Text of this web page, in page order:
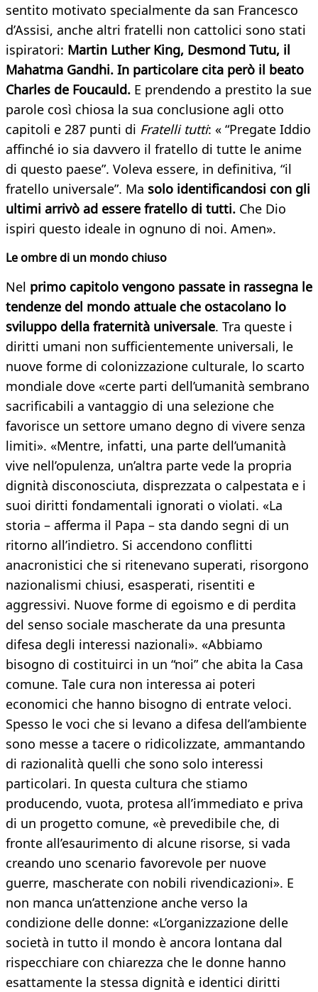
sentito motivato specialmente da san Francesco
d’Assisi, anche altri fratelli non cattolici sono stati
ispiratori: Martin Luther King, Desmond Tutu, il
Mahatma Gandhi. In particolare cita però il beato
Charles de Foucauld. E prendendo a prestito la sue
parole così chiosa la sua conclusione agli otto
capitoli e 287 punti di Fratelli tutti: « “Pregate Iddio
affinché io sia davvero il fratello di tutte le anime
di questo paese”. Voleva essere, in definitiva, “il
fratello universale”. Ma solo identificandosi con gli
ultimi arrivò ad essere fratello di tutti. Che Dio
ispiri questo ideale in ognuno di noi. Amen».
Le ombre di un mondo chiuso
Nel primo capitolo vengono passate in rassegna le
tendenze del mondo attuale che ostacolano lo
sviluppo della fraternità universale. Tra queste i
diritti umani non sufficientemente universali, le
nuove forme di colonizzazione culturale, lo scarto
mondiale dove «certe parti dell’umanità sembrano
sacrificabili a vantaggio di una selezione che
favorisce un settore umano degno di vivere senza
limiti». «Mentre, infatti, una parte dell’umanità
vive nell’opulenza, un’altra parte vede la propria
dignità disconosciuta, disprezzata o calpestata e i
suoi diritti fondamentali ignorati o violati. «La
storia – afferma il Papa – sta dando segni di un
ritorno all’indietro. Si accendono conflitti
anacronistici che si ritenevano superati, risorgono
nazionalismi chiusi, esasperati, risentiti e
aggressivi. Nuove forme di egoismo e di perdita
del senso sociale mascherate da una presunta
difesa degli interessi nazionali». «Abbiamo
bisogno di costituirci in un “noi” che abita la Casa
comune. Tale cura non interessa ai poteri
economici che hanno bisogno di entrate veloci.
Spesso le voci che si levano a difesa dell’ambiente
sono messe a tacere o ridicolizzate, ammantando
di razionalità quelli che sono solo interessi
particolari. In questa cultura che stiamo
producendo, vuota, protesa all’immediato e priva
di un progetto comune, «è prevedibile che, di
fronte all’esaurimento di alcune risorse, si vada
creando uno scenario favorevole per nuove
guerre, mascherate con nobili rivendicazioni». E
non manca un’attenzione anche verso la
condizione delle donne: «L’organizzazione delle
società in tutto il mondo è ancora lontana dal
rispecchiare con chiarezza che le donne hanno
esattamente la stessa dignità e identici diritti